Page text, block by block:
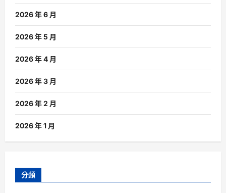
2026 年 6 月
2026 年 5 月
2026 年 4 月
2026 年 3 月
2026 年 2 月
2026 年 1 月
分類